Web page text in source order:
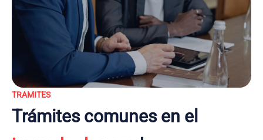
TRAMITES
Trámites comunes en el